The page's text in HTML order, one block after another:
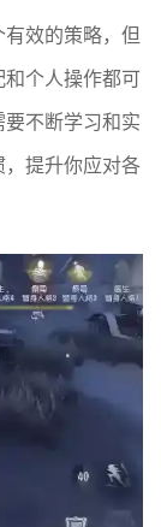
效的策略，但
个人操作都可
不断学习和实
提升你应对各